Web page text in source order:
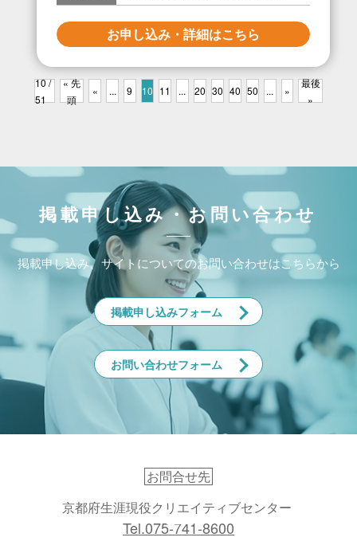
お申し込み・詳細はこちら
10 /
51
« 先
頭
« ... 9 10 11 ... 20 30 40 50 ... »
最後
»
掲載申し込み・お問い合わせ
掲載申し込み、サイトについてのお問い合わせはこちらから
掲載申し込みフォーム
お問い合わせフォーム
お問合せ先
京都府生涯現役クリエイティブセンター
Tel.075-741-8600